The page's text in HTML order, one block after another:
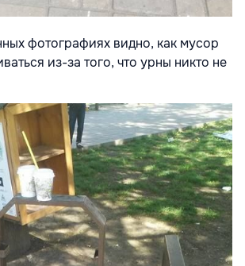
фотографиях видно, как мусор
из-за того, что урны никто не